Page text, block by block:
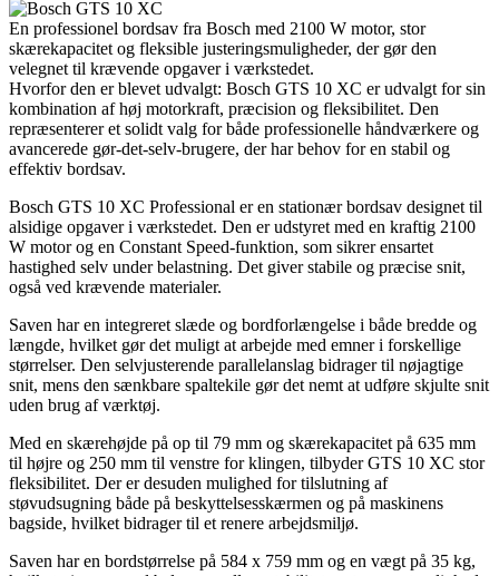
En professionel bordsav fra Bosch med 2100 W motor, stor
skærekapacitet og fleksible justeringsmuligheder, der gør den
velegnet til krævende opgaver i værkstedet.
Hvorfor den er blevet udvalgt: Bosch GTS 10 XC er udvalgt for sin
kombination af høj motorkraft, præcision og fleksibilitet. Den
repræsenterer et solidt valg for både professionelle håndværkere og
avancerede gør-det-selv-brugere, der har behov for en stabil og
effektiv bordsav.
Bosch GTS 10 XC Professional er en stationær bordsav designet til
alsidige opgaver i værkstedet. Den er udstyret med en kraftig 2100
W motor og en Constant Speed-funktion, som sikrer ensartet
hastighed selv under belastning. Det giver stabile og præcise snit,
også ved krævende materialer.
Saven har en integreret slæde og bordforlængelse i både bredde og
længde, hvilket gør det muligt at arbejde med emner i forskellige
størrelser. Den selvjusterende parallelanslag bidrager til nøjagtige
snit, mens den sænkbare spaltekile gør det nemt at udføre skjulte snit
uden brug af værktøj.
Med en skærehøjde på op til 79 mm og skærekapacitet på 635 mm
til højre og 250 mm til venstre for klingen, tilbyder GTS 10 XC stor
fleksibilitet. Der er desuden mulighed for tilslutning af
støvudsugning både på beskyttelsesskærmen og på maskinens
bagside, hvilket bidrager til et renere arbejdsmiljø.
Saven har en bordstørrelse på 584 x 759 mm og en vægt på 35 kg,